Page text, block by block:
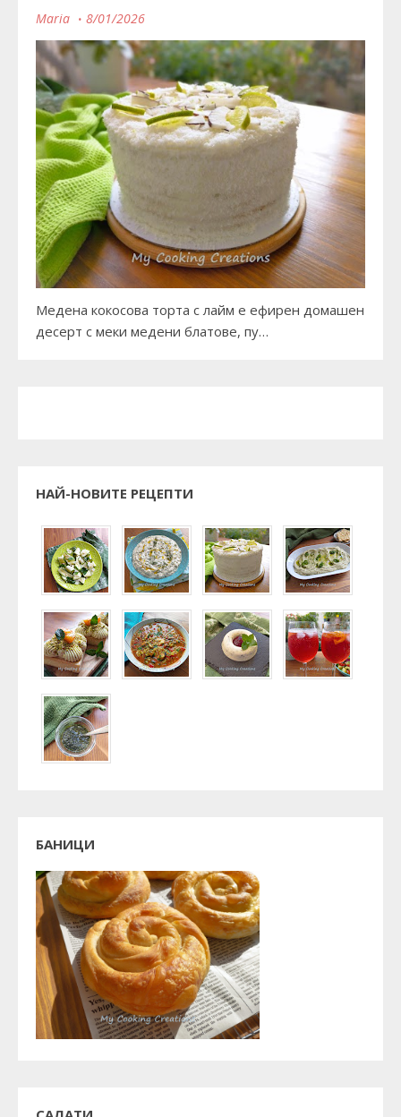
Maria 8/01/2026
Медена кокосова торта с лайм е ефирен домашен
десерт с меки медени блатове, пу…
НАЙ-НОВИТЕ РЕЦЕПТИ
БАНИЦИ